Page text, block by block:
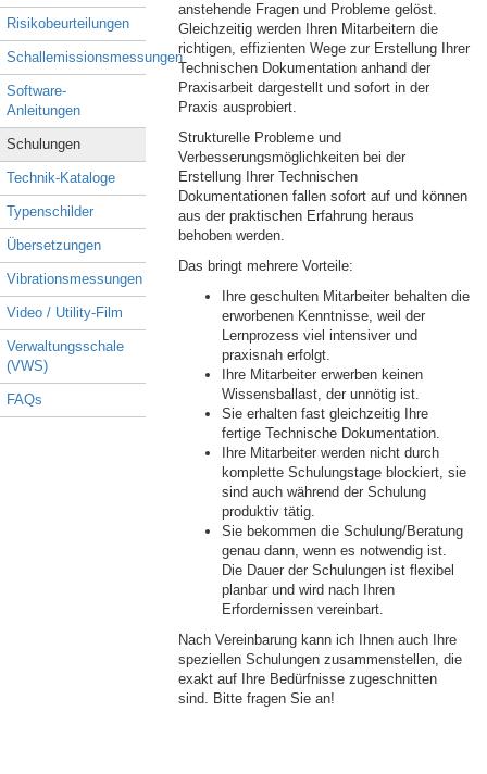
Risikobeurteilungen
Schallemissionsmessungen
Software-
Anleitungen
Schulungen
Technik-Kataloge
Typenschilder
Übersetzungen
Vibrationsmessungen
Video / Utility-Film
Verwaltungsschale
(VWS)
FAQs
anstehende Fragen und Probleme gelöst.
Gleichzeitig werden Ihren Mitarbeitern die
richtigen, effizienten Wege zur Erstellung Ihrer
Technischen Dokumentation anhand der
Praxisarbeit dargestellt und sofort in der
Praxis ausprobiert.
Strukturelle Probleme und
Verbesserungsmöglichkeiten bei der
Erstellung Ihrer Technischen
Dokumentationen fallen sofort auf und können
aus der praktischen Erfahrung heraus
behoben werden.
Das bringt mehrere Vorteile:
Ihre geschulten Mitarbeiter behalten die
erworbenen Kenntnisse, weil der
Lernprozess viel intensiver und
praxisnah erfolgt.
Ihre Mitarbeiter erwerben keinen
Wissensballast, der unnötig ist.
Sie erhalten fast gleichzeitig Ihre
fertige Technische Dokumentation.
Ihre Mitarbeiter werden nicht durch
komplette Schulungstage blockiert, sie
sind auch während der Schulung
produktiv tätig.
Sie bekommen die Schulung/Beratung
genau dann, wenn es notwendig ist.
Die Dauer der Schulungen ist flexibel
planbar und wird nach Ihren
Erfordernissen vereinbart.
Nach Vereinbarung kann ich Ihnen auch Ihre
speziellen Schulungen zusammenstellen, die
exakt auf Ihre Bedürfnisse zugeschnitten
sind. Bitte fragen Sie an!